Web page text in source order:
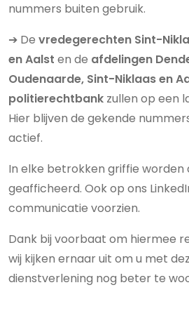
nummers buiten gebruik.
➔ De vredegerechten Sint-
en Aalst en de afdelingen
Oudenaarde, Sint-Niklaas en
politierechtbank zullen op een
Hier blijven de gekende
actief.
In elke betrokken griffie worden
geafficheerd. Ook op ons
communicatie voorzien.
Dank bij voorbaat om hiermee
wij kijken ernaar uit om u met
dienstverlening nog beter te